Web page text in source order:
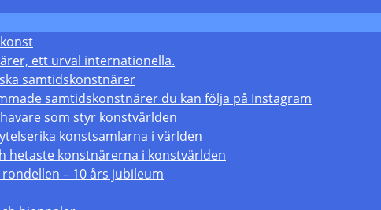
ett urval internationella.
samtidskonstnärer
samtidskonstnärer du kan följa på Instagram
som styr konstvärlden
konstsamlarna i världen
hetaste konstnärerna i konstvärlden
– 10 års jubileum